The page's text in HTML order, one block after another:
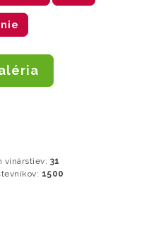
vinárstiev: 31
1500